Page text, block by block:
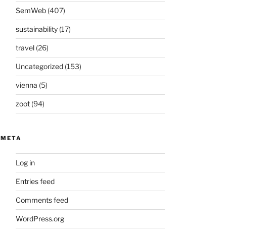
SemWeb(407)
sustainability(17)
travel(26)
Uncategorized(153)
vienna (5)
zoot(94)
META
Log in
Entries feed
Comments feed
WordPress.org